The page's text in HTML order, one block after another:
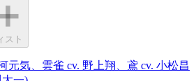
スト
元気、雲雀 cv. 野上翔、鳶 cv. 小松昌